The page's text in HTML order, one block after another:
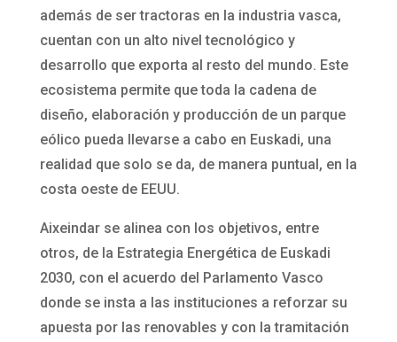
además de ser tractoras en la industria vasca,
cuentan con un alto nivel tecnológico y
desarrollo que exporta al resto del mundo. Este
ecosistema permite que toda la cadena de
diseño, elaboración y producción de un parque
eólico pueda llevarse a cabo en Euskadi, una
realidad que solo se da, de manera puntual, en la
costa oeste de EEUU.
Aixeindar se alinea con los objetivos, entre
otros, de la Estrategia Energética de Euskadi
2030, con el acuerdo del Parlamento Vasco
donde se insta a las instituciones a reforzar su
apuesta por las renovables y con la tramitación